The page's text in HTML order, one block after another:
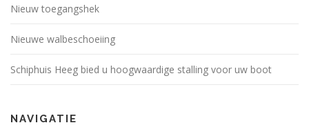
Nieuw toegangshek
Nieuwe walbeschoeiing
Schiphuis Heeg bied u hoogwaardige stalling voor uw boot
NAVIGATIE